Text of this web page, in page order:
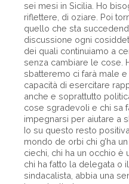
sei mesi in Sicilia. Ho
riflettere, di oziare. Poi
quello che sta
discussione ogni
dei quali continuiamo a
senza cambiare le cose.
sbatteremo ci farà male
capacità di esercitare
anche e soprattutto
cose sgradevoli e chi sa
impegnarsi per aiutare a
Io su questo resto
mondo de orbi chi g’ha
ciechi, chi ha un occhio è
chi ha fatto la delegata o
sindacalista, abbia una